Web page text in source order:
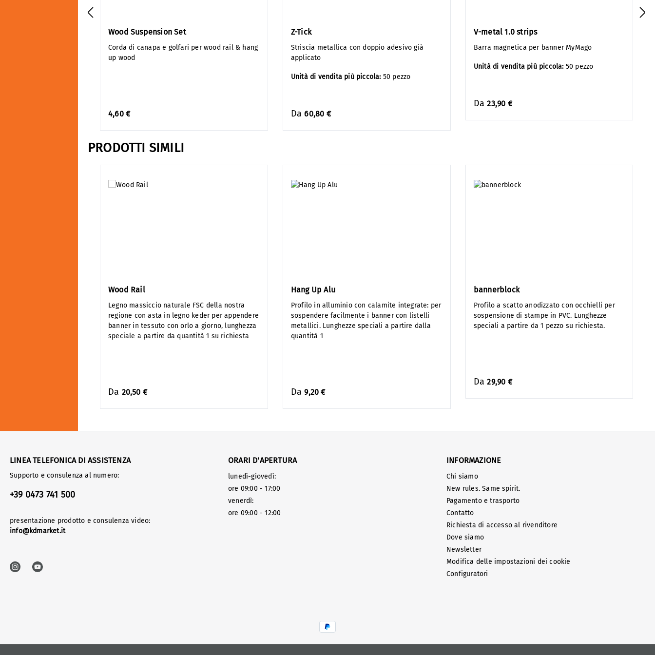
Wood Suspension Set
Corda di canapa e golfari per wood rail & hang
up wood
4,60 €
Z-Tick
Striscia metallica con doppio adesivo già
applicato
Unità di vendita più piccola: 50 pezzo
Da60,80 €
V-metal 1.0 strips
Barra magnetica per banner MyMago
Unità di vendita più piccola: 50 pezzo
Da23,90 €
PRODOTTI SIMILI
Wood Rail
Legno massiccio naturale FSC della nostra
regione con asta in legno keder per appendere
banner in tessuto con orlo a giorno, lunghezza
speciale a partire da quantità 1 su richiesta
Da 20,50 €
Hang Up Alu
Profilo in alluminio con calamite integrate: per
sospendere facilmente i banner con listelli
metallici. Lunghezze speciali a partire dalla
quantità 1
Da9,20 €
bannerblock
Profilo a scatto anodizzato con occhielli per
sospensione di stampe in PVC. Lunghezze
speciali a partire da 1 pezzo su richiesta.
Da29,90 €
LINEA TELEFONICA DI ASSISTENZA
Supporto e consulenza al numero:
+39 0473 741 500
presentazione prodotto e consulenza video:
info@kdmarket.it
ORARI D'APERTURA
lunedì-giovedì:
ore 09:00 - 17:00
venerdì:
ore 09:00 - 12:00
INFORMAZIONE
Chi siamo
New rules. Same spirit.
Pagamento e trasporto
Contatto
Richiesta di accesso al rivenditore
Dove siamo
Newsletter
Modifica delle impostazioni dei cookie
Configuratori